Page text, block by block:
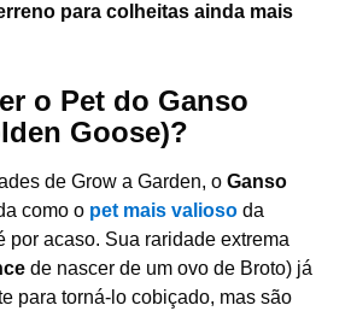
para colheitas ainda mais
o Pet do Ganso
Goose)?
de Grow a Garden, o Ganso
como o pet mais valioso da
por acaso. Sua raridade extrema
de nascer de um ovo de Broto) já
para torná-lo cobiçado, mas são